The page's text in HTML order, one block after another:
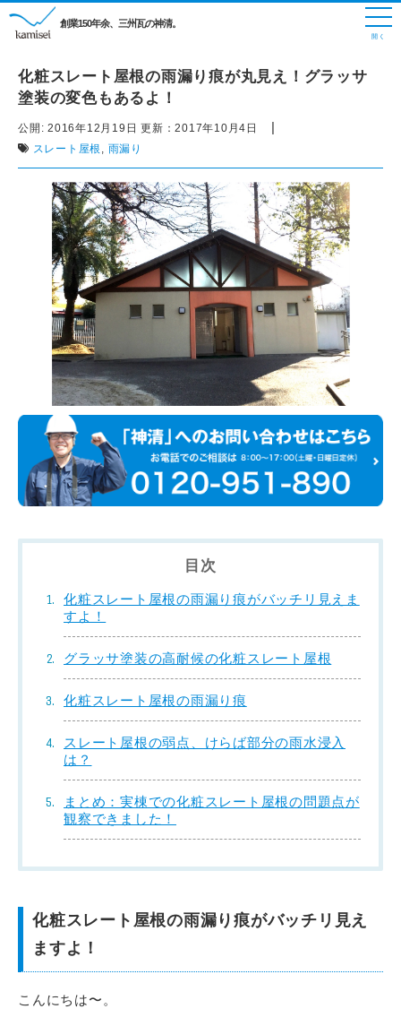
創業150年余、三州瓦の神清。
化粧スレート屋根の雨漏り痕が丸見え！グラッサ
塗装の変色もあるよ！
公開: 2016年12月19日 更新：2017年10月4日 |
スレート屋根 , 雨漏り
目次
化粧スレート屋根の雨漏り痕がバッチリ見えま
すよ！
グラッサ塗装の高耐候の化粧スレート屋根
化粧スレート屋根の雨漏り痕
スレート屋根の弱点、けらば部分の雨水浸入
は？
まとめ：実棟での化粧スレート屋根の問題点が
観察できました！
化粧スレート屋根の雨漏り痕がバッチリ見え
ますよ！
こんにちは〜。